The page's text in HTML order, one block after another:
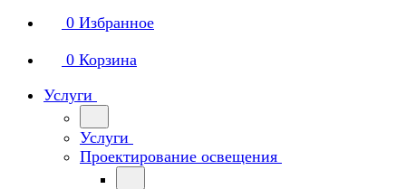
0 Избранное
0 Корзина
Услуги
Услуги
Проектирование освещения